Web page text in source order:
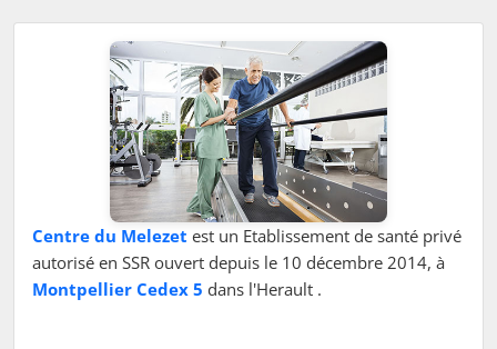
Centre du Melezet est un Etablissement de santé privé
autorisé en SSR ouvert depuis le 10 décembre 2014, à
Montpellier Cedex 5 dans l'Herault .